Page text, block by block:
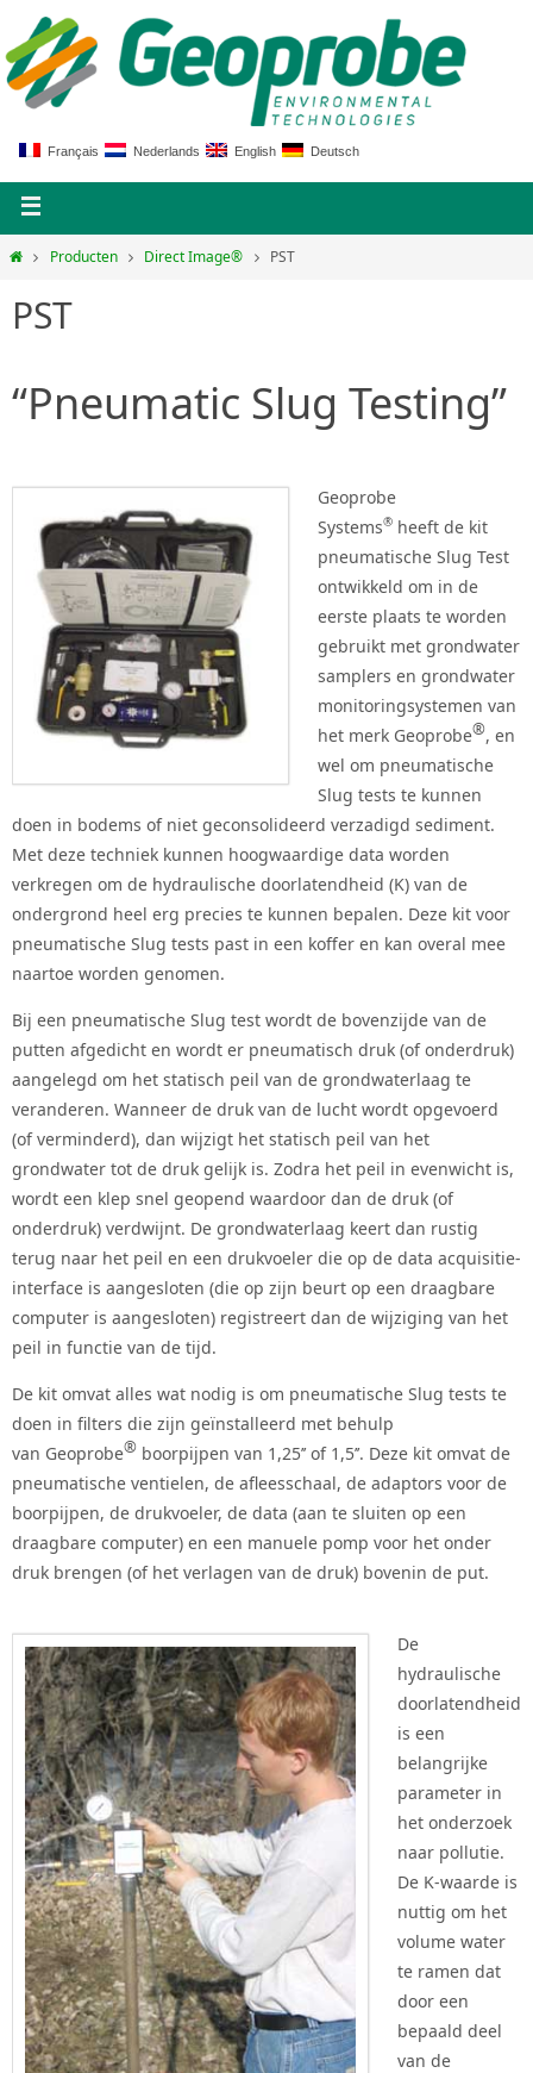
Français Nederlands English Deutsch
Producten Direct Image® PST
PST
“Pneumatic Slug Testing”
Geoprobe
Systems® heeft de kit
pneumatische Slug Test
ontwikkeld om in de
eerste plaats te worden
gebruikt met grondwater
samplers en grondwater
monitoringsystemen van
het merk Geoprobe®, en
wel om pneumatische
Slug tests te kunnen
doen in bodems of niet geconsolideerd verzadigd sediment.
Met deze techniek kunnen hoogwaardige data worden
verkregen om de hydraulische doorlatendheid (K) van de
ondergrond heel erg precies te kunnen bepalen. Deze kit voor
pneumatische Slug tests past in een koffer en kan overal mee
naartoe worden genomen.
Bij een pneumatische Slug test wordt de bovenzijde van de
putten afgedicht en wordt er pneumatisch druk (of onderdruk)
aangelegd om het statisch peil van de grondwaterlaag te
veranderen. Wanneer de druk van de lucht wordt opgevoerd
(of verminderd), dan wijzigt het statisch peil van het
grondwater tot de druk gelijk is. Zodra het peil in evenwicht is,
wordt een klep snel geopend waardoor dan de druk (of
onderdruk) verdwijnt. De grondwaterlaag keert dan rustig
terug naar het peil en een drukvoeler die op de data acquisitie-
interface is aangesloten (die op zijn beurt op een draagbare
computer is aangesloten) registreert dan de wijziging van het
peil in functie van de tijd.
De kit omvat alles wat nodig is om pneumatische Slug tests te
doen in filters die zijn geïnstalleerd met behulp
van Geoprobe® boorpijpen van 1,25’’ of 1,5’’. Deze kit omvat de
pneumatische ventielen, de afleesschaal, de adaptors voor de
boorpijpen, de drukvoeler, de data (aan te sluiten op een
draagbare computer) en een manuele pomp voor het onder
druk brengen (of het verlagen van de druk) bovenin de put.
De
hydraulische
doorlatendheid
is een
belangrijke
parameter in
het onderzoek
naar pollutie.
De K-waarde is
nuttig om het
volume water
te ramen dat
door een
bepaald deel
van de